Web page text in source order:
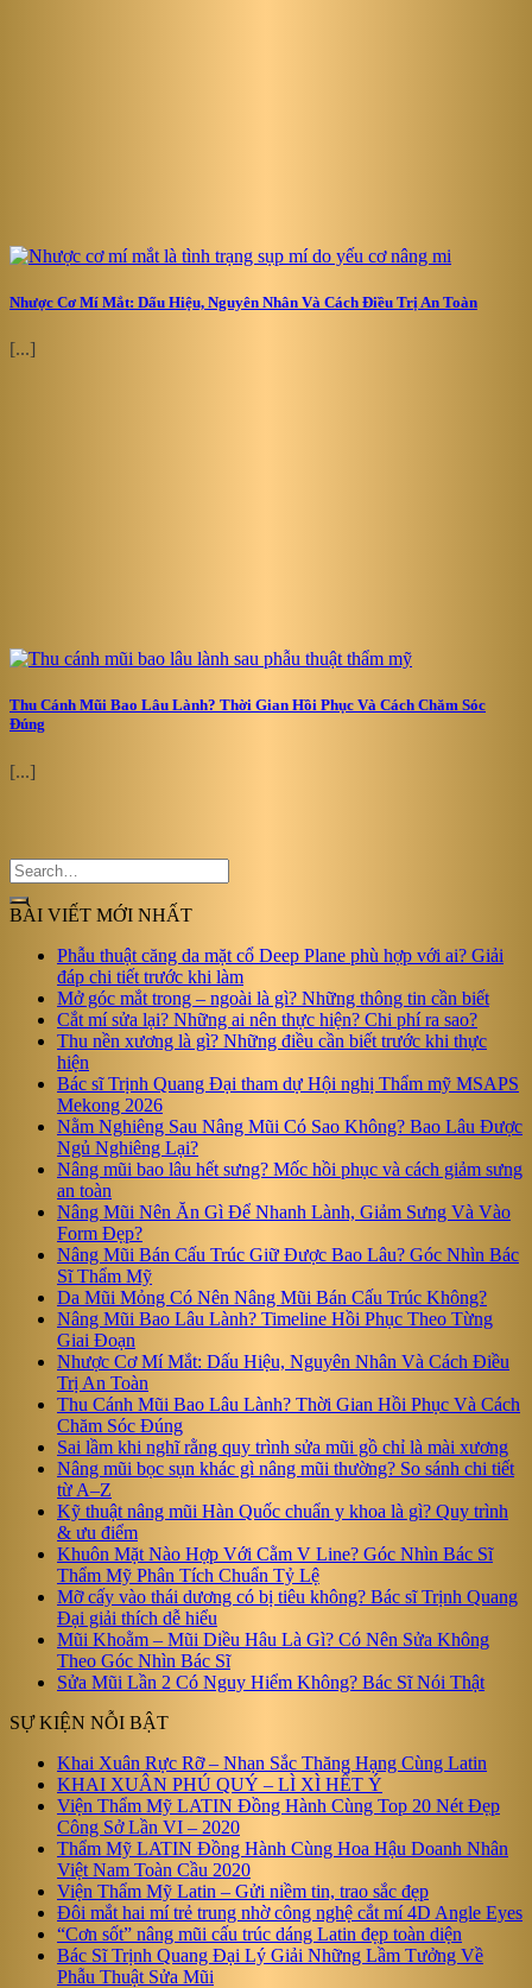
Nhược Cơ Mí Mắt: Dấu Hiệu, Nguyên Nhân Và Cách Điều Trị An Toàn
[...]
Thu Cánh Mũi Bao Lâu Lành? Thời Gian Hồi Phục Và Cách Chăm Sóc
Đúng
[...]
BÀI VIẾT MỚI NHẤT
Phẫu thuật căng da mặt cổ Deep Plane phù hợp với ai? Giải
đáp chi tiết trước khi làm
Mở góc mắt trong – ngoài là gì? Những thông tin cần biết
Cắt mí sửa lại? Những ai nên thực hiện? Chi phí ra sao?
Thu nền xương là gì? Những điều cần biết trước khi thực
hiện
Bác sĩ Trịnh Quang Đại tham dự Hội nghị Thẩm mỹ MSAPS
Mekong 2026
Nằm Nghiêng Sau Nâng Mũi Có Sao Không? Bao Lâu Được
Ngủ Nghiêng Lại?
Nâng mũi bao lâu hết sưng? Mốc hồi phục và cách giảm sưng
an toàn
Nâng Mũi Nên Ăn Gì Để Nhanh Lành, Giảm Sưng Và Vào
Form Đẹp?
Nâng Mũi Bán Cấu Trúc Giữ Được Bao Lâu? Góc Nhìn Bác
Sĩ Thẩm Mỹ
Da Mũi Mỏng Có Nên Nâng Mũi Bán Cấu Trúc Không?
Nâng Mũi Bao Lâu Lành? Timeline Hồi Phục Theo Từng
Giai Đoạn
Nhược Cơ Mí Mắt: Dấu Hiệu, Nguyên Nhân Và Cách Điều
Trị An Toàn
Thu Cánh Mũi Bao Lâu Lành? Thời Gian Hồi Phục Và Cách
Chăm Sóc Đúng
Sai lầm khi nghĩ rằng quy trình sửa mũi gồ chỉ là mài xương
Nâng mũi bọc sụn khác gì nâng mũi thường? So sánh chi tiết
từ A–Z
Kỹ thuật nâng mũi Hàn Quốc chuẩn y khoa là gì? Quy trình
& ưu điểm
Khuôn Mặt Nào Hợp Với Cằm V Line? Góc Nhìn Bác Sĩ
Thẩm Mỹ Phân Tích Chuẩn Tỷ Lệ
Mỡ cấy vào thái dương có bị tiêu không? Bác sĩ Trịnh Quang
Đại giải thích dễ hiểu
Mũi Khoằm – Mũi Diều Hâu Là Gì? Có Nên Sửa Không
Theo Góc Nhìn Bác Sĩ
Sửa Mũi Lần 2 Có Nguy Hiểm Không? Bác Sĩ Nói Thật
SỰ KIỆN NỖI BẬT
Khai Xuân Rực Rỡ – Nhan Sắc Thăng Hạng Cùng Latin
KHAI XUÂN PHÚ QUÝ – LÌ XÌ HẾT Ý
Viện Thẩm Mỹ LATIN Đồng Hành Cùng Top 20 Nét Đẹp
Công Sở Lần VI – 2020
Thẩm Mỹ LATIN Đồng Hành Cùng Hoa Hậu Doanh Nhân
Việt Nam Toàn Cầu 2020
Viện Thẩm Mỹ Latin – Gửi niềm tin, trao sắc đẹp
Đôi mắt hai mí trẻ trung nhờ công nghệ cắt mí 4D Angle Eyes
“Cơn sốt” nâng mũi cấu trúc dáng Latin đẹp toàn diện
Bác Sĩ Trịnh Quang Đại Lý Giải Những Lầm Tưởng Về
Phẫu Thuật Sửa Mũi